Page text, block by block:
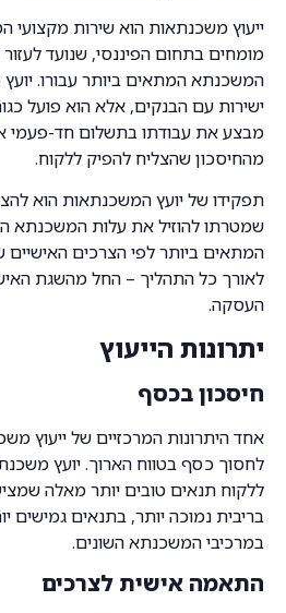
ייעוץ משכנתאות הוא שירות מקצועי
מומחים בתחום הפיננסי, שנועד
המשכנתא המתאים ביותר עבורו.
ישירות עם הבנקים, אלא הוא פועל
מבצע את עבודתו בתשלום חד-פעמי
מהחיסכון שהצליח להפיק ללקוח.
תפקידו של יועץ המשכנתאות הוא
שמטרתו להוזיל את עלות המשכנתא
המתאים ביותר לפי הצרכים האישיים
לאורך כל התהליך – החל מהשגת
העסקה.
יתרונות הייעוץ
חיסכון בכסף
אחד היתרונות המרכזיים של ייעוץ
לחסוך כסף בטווח הארוך. יועץ
ללקוח תנאים טובים יותר מאלה
בריבית נמוכה יותר, בתנאים גמישים
במרכיבי המשכנתא השונים.
התאמה אישית לצרכים